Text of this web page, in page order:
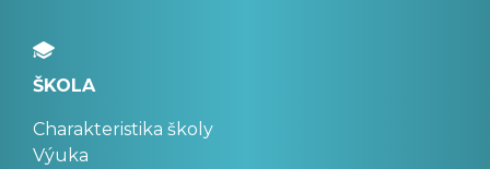
ŠKOLA
Charakteristika školy
Výuka